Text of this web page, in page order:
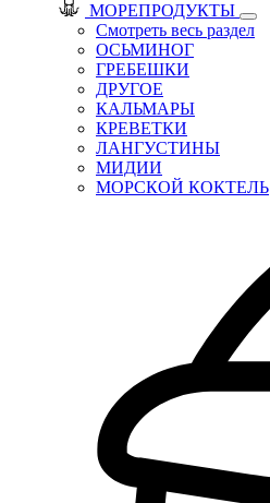
МОРЕПРОДУКТЫ
Смотреть весь раздел
ОСЬМИНОГ
ГРЕБЕШКИ
ДРУГОЕ
КАЛЬМАРЫ
КРЕВЕТКИ
ЛАНГУСТИНЫ
МИДИИ
МОРСКОЙ КОКТЕЛЬ